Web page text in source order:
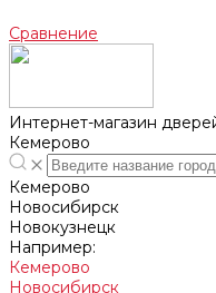
Сравнение
Интернет-магазин
Кемерово
Кемерово
Новосибирск
Новокузнецк
Например:
Кемерово
Новосибирск